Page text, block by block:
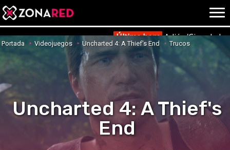
{literal}{/literal}
NOTICIAS
OPINIÓN
ANÁLISIS
AVANCES VÍDEOS
Última hora Adiós 'Cine de
Portada Videojuegos Uncharted 4: A Thief's End Trucos
Uncharted 4: A Thief's
End